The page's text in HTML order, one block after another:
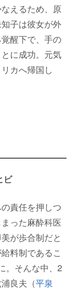
えるため、原
子は彼女が外
醒下で、手の
に成功。元気
カへ帰国し
ビ
責任を押しつ
った麻酔科医
が歩合制だと
料制であるこ
。そんな中、2
良夫（平泉